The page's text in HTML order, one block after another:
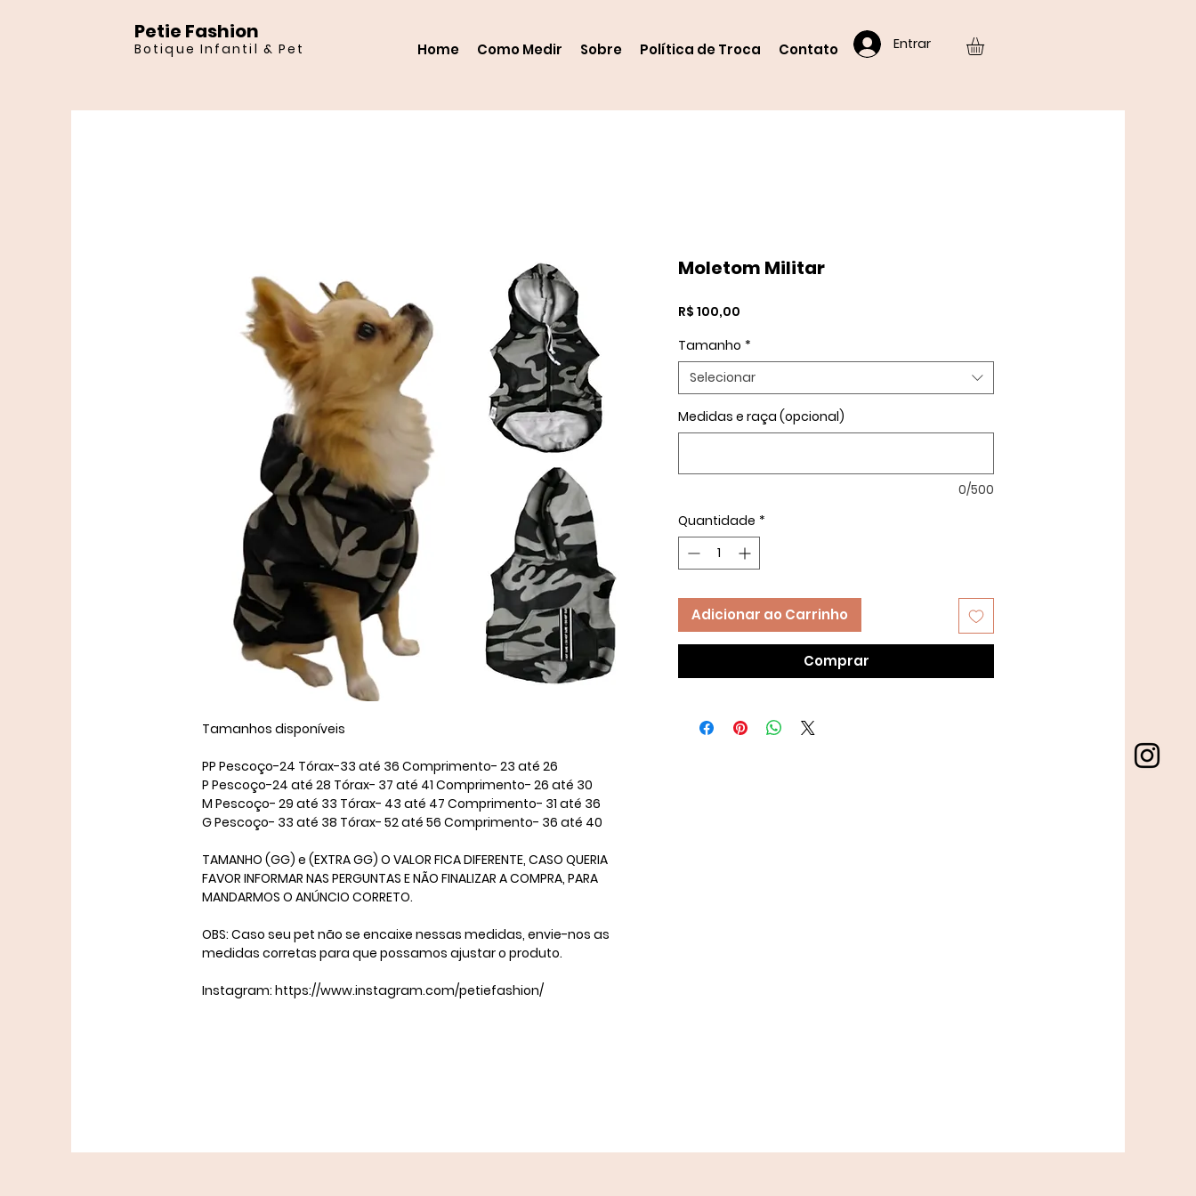
Petie Fashion
Botique Infantil & Pet Home Como Medir Sobre Política de Troca Contato Entrar
Tamanhos disponíveis ​
​PP Pescoço-24 Tórax-33 até 36 Comprimento- 23 até 26 ​
P Pescoço-24 até 28 Tórax- 37 até 41 Comprimento- 26 até 30 ​
M Pescoço- 29 até 33 Tórax- 43 até 47 Comprimento- 31 até 36
​G Pescoço- 33 até 38 Tórax- 52 até 56 Comprimento- 36 até 40 ​
TAMANHO (GG) e (EXTRA GG) O VALOR FICA DIFERENTE, CASO QUERIA
FAVOR INFORMAR NAS PERGUNTAS E NÃO FINALIZAR A COMPRA, PARA
MANDARMOS O ANÚNCIO CORRETO. ​ ​
OBS: Caso seu pet não se encaixe nessas medidas, envie-nos as
medidas corretas para que possamos ajustar o produto.
Instagram: https://www.instagram.com/petiefashion/
Moletom Militar
R$ 100,00
Tamanho *
Selecionar
Medidas e raça (opcional)
0/500
Quantidade *
Adicionar ao Carrinho
Comprar